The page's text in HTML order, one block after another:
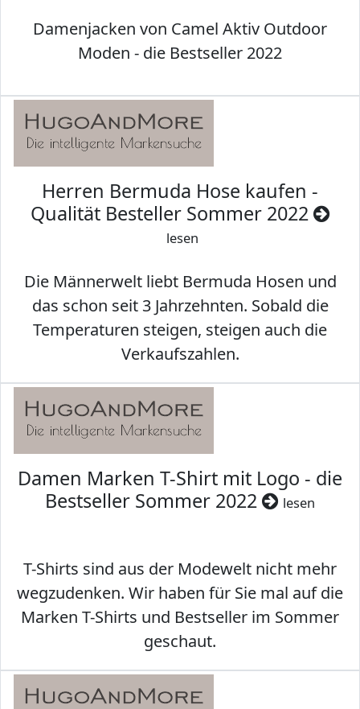
Damenjacken von Camel Aktiv Outdoor
Moden - die Bestseller 2022
Herren Bermuda Hose kaufen -
Qualität Besteller Sommer 2022
lesen
Die Männerwelt liebt Bermuda Hosen und
das schon seit 3 Jahrzehnten. Sobald die
Temperaturen steigen, steigen auch die
Verkaufszahlen.
Damen Marken T-Shirt mit Logo - die
Bestseller Sommer 2022
lesen
T-Shirts sind aus der Modewelt nicht mehr
wegzudenken. Wir haben für Sie mal auf die
Marken T-Shirts und Bestseller im Sommer
geschaut.